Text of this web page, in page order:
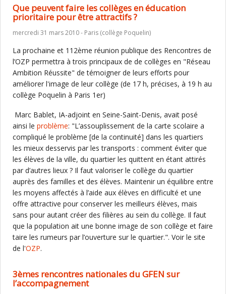
Que peuvent faire les collèges en éducation
prioritaire pour être attractifs ?
mercredi 31 mars 2010 - Paris (collège Poquelin)
La prochaine et 112ème réunion publique des Rencontres de
l’OZP permettra à trois principaux de de collèges en "Réseau
Ambition Réussite" de témoigner de leurs efforts pour
améliorer l'image de leur collège (de 17 h, précises, à 19 h au
collège Poquelin à Paris 1er)
Marc Bablet, IA-adjoint en Seine-Saint-Denis, avait posé
ainsi le problème: "L’assouplissement de la carte scolaire a
compliqué le problème [de la continuité] dans les quartiers
les mieux desservis par les transports : comment éviter que
les élèves de la ville, du quartier les quittent en étant attirés
par d’autres lieux ? Il faut valoriser le collège du quartier
auprès des familles et des élèves. Maintenir un équilibre entre
les moyens affectés à l’aide aux élèves en difficulté et une
offre attractive pour conserver les meilleurs élèves, mais
sans pour autant créer des filières au sein du collège. Il faut
que la population ait une bonne image de son collège et faire
taire les rumeurs par l’ouverture sur le quartier.". Voir le site
de l'OZP.
3èmes rencontres nationales du GFEN sur
l’accompagnement